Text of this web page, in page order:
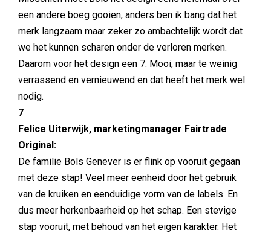
een andere boeg gooien, anders ben ik bang dat het
merk langzaam maar zeker zo ambachtelijk wordt dat
we het kunnen scharen onder de verloren merken.
Daarom voor het design een 7. Mooi, maar te weinig
verrassend en vernieuwend en dat heeft het merk wel
nodig.
7
Felice Uiterwijk, marketingmanager Fairtrade
Original:
De familie Bols Genever is er flink op vooruit gegaan
met deze stap! Veel meer eenheid door het gebruik
van de kruiken en eenduidige vorm van de labels. En
dus meer herkenbaarheid op het schap. Een stevige
stap vooruit, met behoud van het eigen karakter. Het